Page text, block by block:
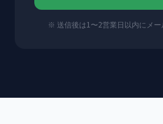
※ 送信後は1〜2営業日以内にメー